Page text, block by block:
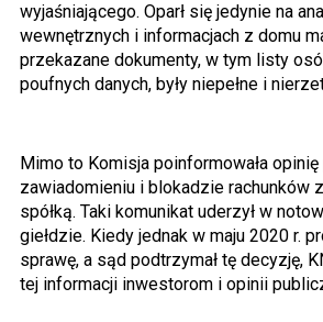
wyjaśniającego. Oparł się jedynie na
wewnętrznych i informacjach z domu
przekazane dokumenty, w tym listy
poufnych danych, były niepełne i
Mimo to Komisja poinformowała
zawiadomieniu i blokadzie rachunków
spółką. Taki komunikat uderzył w
giełdzie. Kiedy jednak w maju 2020 r.
sprawę, a sąd podtrzymał tę decyzję,
tej informacji inwestorom i opinii